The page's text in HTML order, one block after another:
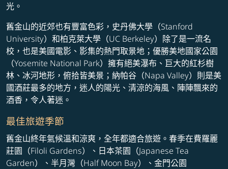
光。
舊金山的近郊也有豐富色彩，史丹佛大學（Stanford
University）和柏克萊大學（UC Berkeley）除了是一流名
校，也是美國電影、影集的熱門取景地；優勝美地國家公園
（Yosemite National Park）擁有絕美瀑布、巨大的紅杉樹
林、冰河地形，俯拾皆美景；納帕谷（Napa Valley）則是美
國酒莊最多的地方，迷人的陽光、清涼的海風、陣陣飄來的
酒香，令人著迷。
最佳旅遊季節
舊金山終年氣候溫和涼爽，全年都適合旅遊。春季在費羅麗
莊園（Filoli Gardens）、日本茶園（Japanese Tea
Garden）、半月灣（Half Moon Bay）、金門公園